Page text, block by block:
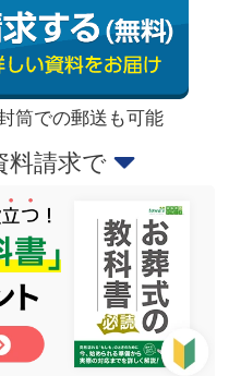
筒での郵送も可能
料請求で